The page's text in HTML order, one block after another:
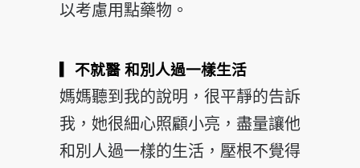
以考慮用點藥物。
▎不就醫 和別人過一樣生活
媽媽聽到我的說明，很平靜的告訴
我，她很細心照顧小亮，盡量讓他
和別人過一樣的生活，壓根不覺得